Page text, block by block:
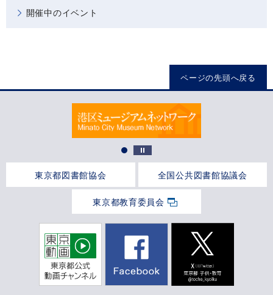
開催中のイベント
ページの先頭へ戻る
東京都図書館協会 全国公共図書館協議会
東京都教育委員会